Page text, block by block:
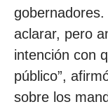
aclarar, pero
intención con
público”,
sobre los